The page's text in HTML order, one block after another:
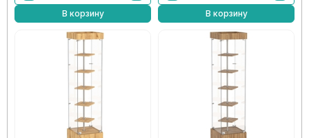
В корзину
В корзину